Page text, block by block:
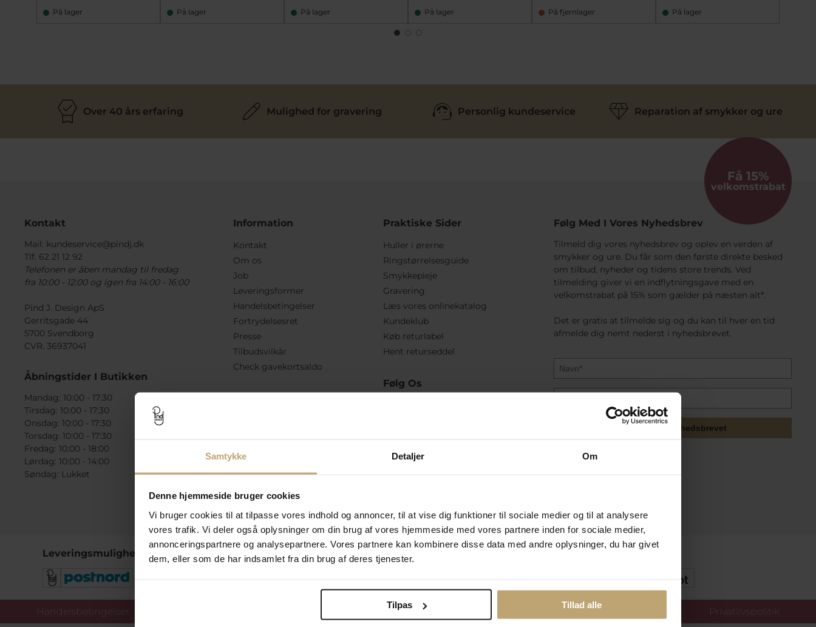
Samtykke Detaljer Om
Denne hjemmeside bruger cookies
Vi bruger cookies til at tilpasse vores indhold og annoncer, til at vise dig funktioner til sociale medier og til at analysere
vores trafik. Vi deler også oplysninger om din brug af vores hjemmeside med vores partnere inden for sociale medier,
annonceringspartnere og analysepartnere. Vores partnere kan kombinere disse data med andre oplysninger, du har givet
dem, eller som de har indsamlet fra din brug af deres tjenester.
Tilpas Tillad alle
På lager På lager På lager På lager På fjernlager På lager
Over 40 års erfaring Mulighed for gravering Personlig kundeservice Reparation af smykker og ure
Kontakt
Mail: kundeservice@pindj.dk
Tlf. 62 21 12 92
Telefonen er åben mandag til fredag
fra 10:00 - 12:00 og igen fra 14:00 - 16:00
Pind J. Design ApS
Gerritsgade 44
5700 Svendborg
CVR. 36937041
Åbningstider I Butikken
Mandag: 10:00 - 17:30
Tirsdag: 10:00 - 17:30
Onsdag: 10:00 - 17:30
Torsdag: 10:00 - 17:30
Fredag: 10:00 - 18:00
Lørdag: 10:00 - 14:00
Søndag: Lukket
Information
Kontakt
Om os
Job
Leveringsformer
Handelsbetingelser
Fortrydelsesret
Presse
Tilbudsvilkår
Check gavekortsaldo
Praktiske Sider
Huller i ørerne
Ringstørrelsesguide
Smykkepleje
Gravering
Læs vores onlinekatalog
Kundeklub
Køb returlabel
Hent returseddel
Følg Os
Få 15%
velkomstrabat
Følg Med I Vores Nyhedsbrev
Tilmeld dig vores nyhedsbrev og oplev en verden af
smykker og ure. Du får som den første direkte besked
om tilbud, nyheder og tidens store trends. Ved
tilmelding giver vi en indflytningsgave med en
velkomstrabat på 15% som gælder på næsten alt*.
Det er gratis at tilmelde sig og du kan til hver en tid
afmelde dig nemt nederst i nyhedsbrevet.
Tilmeld mig nyhedsbrevet
Leveringsmuligheder Betalingsmuligheder Sikker Og Tryg E-Handel
Handelsbetingelser Ændr cookie-indstillinger Privatlivspolitik